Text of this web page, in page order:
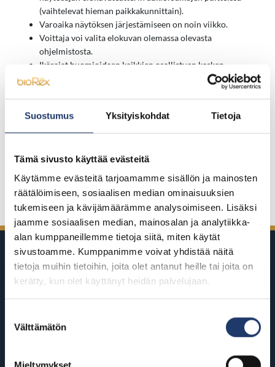
Suostumus Yksityiskohdat Tietoja
Tämä sivusto käyttää evästeitä
Käytämme evästeitä tarjoamamme sisällön ja mainosten
räätälöimiseen, sosiaalisen median ominaisuuksien
tukemiseen ja kävijämäärämme analysoimiseen. Lisäksi
jaamme sosiaalisen median, mainosalan ja analytiikka-
alan kumppaneillemme tietoja siitä, miten käytät
sivustoamme. Kumppanimme voivat yhdistää näitä
tietoja muihin tietoihin, joita olet antanut heille tai joita on
kerätty, kun olet käyttänyt heidän palvelujaan.
valinta
Välttämätön
Mieltymykset
(vaihtelevat hieman paikkakunnittain).
Varoaika näytöksen järjestämiseen on noin viikko.
Voittaja voi valita elokuvan olemassa olevasta
ohjelmistosta.
Ikärajat huomioidaan kaikkien osallistuen kesken.
Näytös on järjestettävä viimeistään 30.3.2022 mennessä.
Palkintoa ei voi muuttaa rahaksi, mutta sen voi siirtää
Täydelliset kilpailusäännöt löydättäältä.
Jaa Facebookissa
Jaa TwitterissäJaa LinkedInissäJaa WhatsAppissa
ympäri Suomea